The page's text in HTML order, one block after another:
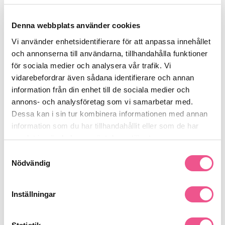
Denna webbplats använder cookies
Vi använder enhetsidentifierare för att anpassa innehållet
och annonserna till användarna, tillhandahålla funktioner
för sociala medier och analysera vår trafik. Vi
vidarebefordrar även sådana identifierare och annan
information från din enhet till de sociala medier och
annons- och analysföretag som vi samarbetar med.
Dessa kan i sin tur kombinera informationen med annan
information som du har tillhandahållit eller som de har
samlat in när du har använt deras tjänster.
Nödvändig
Inställningar
- Ett ultratunt och brett munstycke på 4 x 70 mm som ger en
exakt strömlinjeformad luftström. Det är mest effektivt på långt
och tjockt hår samt perfekt för att släta ut håret.
- Ett rakt och smalt munstycke på 6 x 60 mm som ger en
superkoncentrerad luftström och är mer anpassat för kort till
- En diffuser med avancerad luftspridning för att torka och styla
vågigt, lockigt eller krulligt hår utan att skapa frizzighet. Används
helst med hastighet I och temperatur I.
- Ett extra bakre filter.
Produktdetaljer